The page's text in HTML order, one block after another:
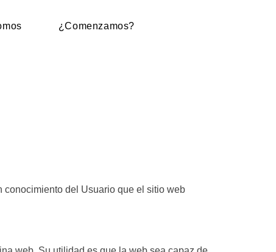
¿Comenzamos?
conocimiento del Usuario que el sitio web